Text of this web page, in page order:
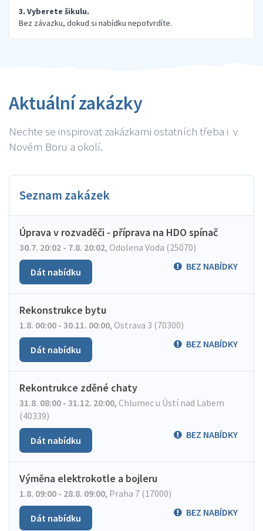
3. Vyberete šikulu.
Bez závazku, dokud si nabídku nepotvrdíte.
Aktuální zakázky
Nechte se inspirovat zakázkami ostatních třeba i v
Novém Boru a okolí.
Seznam zakázek
Úprava v rozvaděči - příprava na HDO spínač
30.7. 20:02 - 7.8. 20:02, Odolena Voda (25070)
BEZ NABÍDKY
Dát nabídku
Rekonstrukce bytu
1.8. 00:00 - 30.11. 00:00, Ostrava 3 (70300)
BEZ NABÍDKY
Dát nabídku
Rekontrukce zděné chaty
31.8. 08:00 - 31.12. 20:00, Chlumec u Ústí nad Labem
(40339)
BEZ NABÍDKY
Dát nabídku
Výměna elektrokotle a bojleru
1.8. 09:00 - 28.8. 09:00, Praha 7 (17000)
BEZ NABÍDKY
Dát nabídku